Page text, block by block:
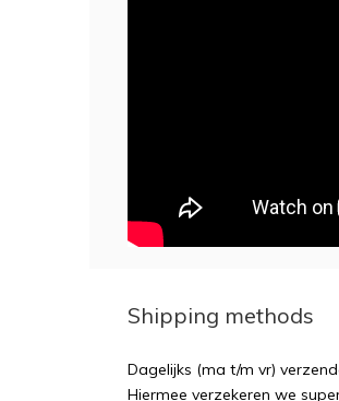
Shipping methods
Dagelijks (ma t/m vr)
Hiermee verzekeren we